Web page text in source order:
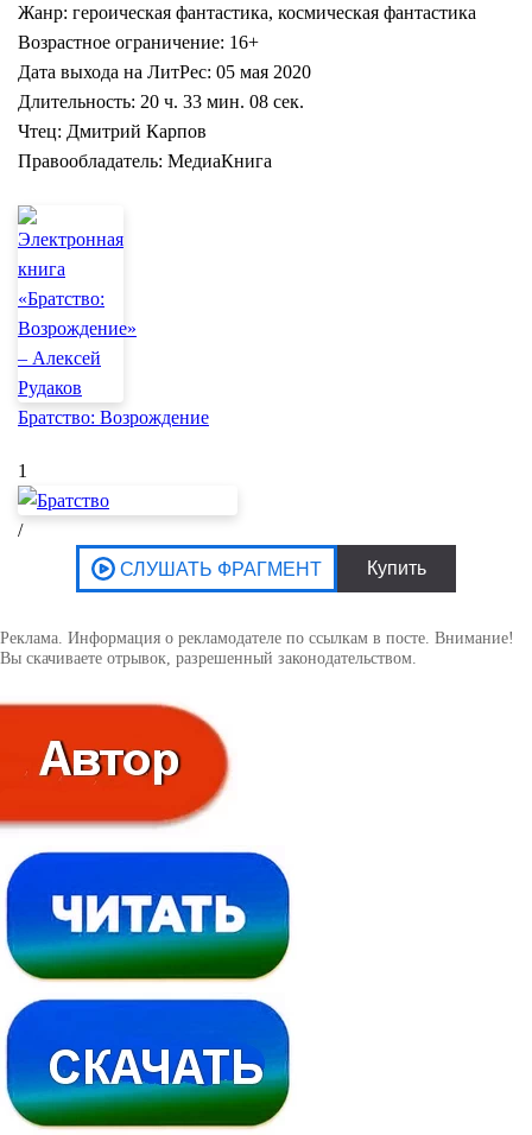
Жанр: героическая фантастика, космическая фантастика
Возрастное ограничение: 16+
Дата выхода на ЛитРес: 05 мая 2020
Длительность: 20 ч. 33 мин. 08 сек.
Чтец: Дмитрий Карпов
Правообладатель: МедиаКнига
Братство: Возрождение
1
/
Реклама. Информация о рекламодателе по ссылкам в посте. Внимание!
Вы скачиваете отрывок, разрешенный законодательством.